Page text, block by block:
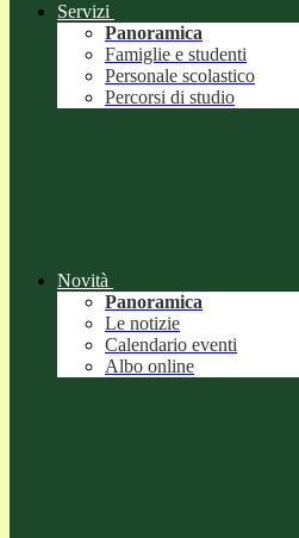
Servizi
Panoramica
Famiglie e studenti
Personale scolastico
Percorsi di studio
Novità
Panoramica
Le notizie
Calendario eventi
Albo online